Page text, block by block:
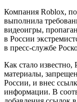
Компания Roblox,
выполнила
видеоигры,
в России
в пресс-службе
Как стало
материалы,
России, и внес
информации. В